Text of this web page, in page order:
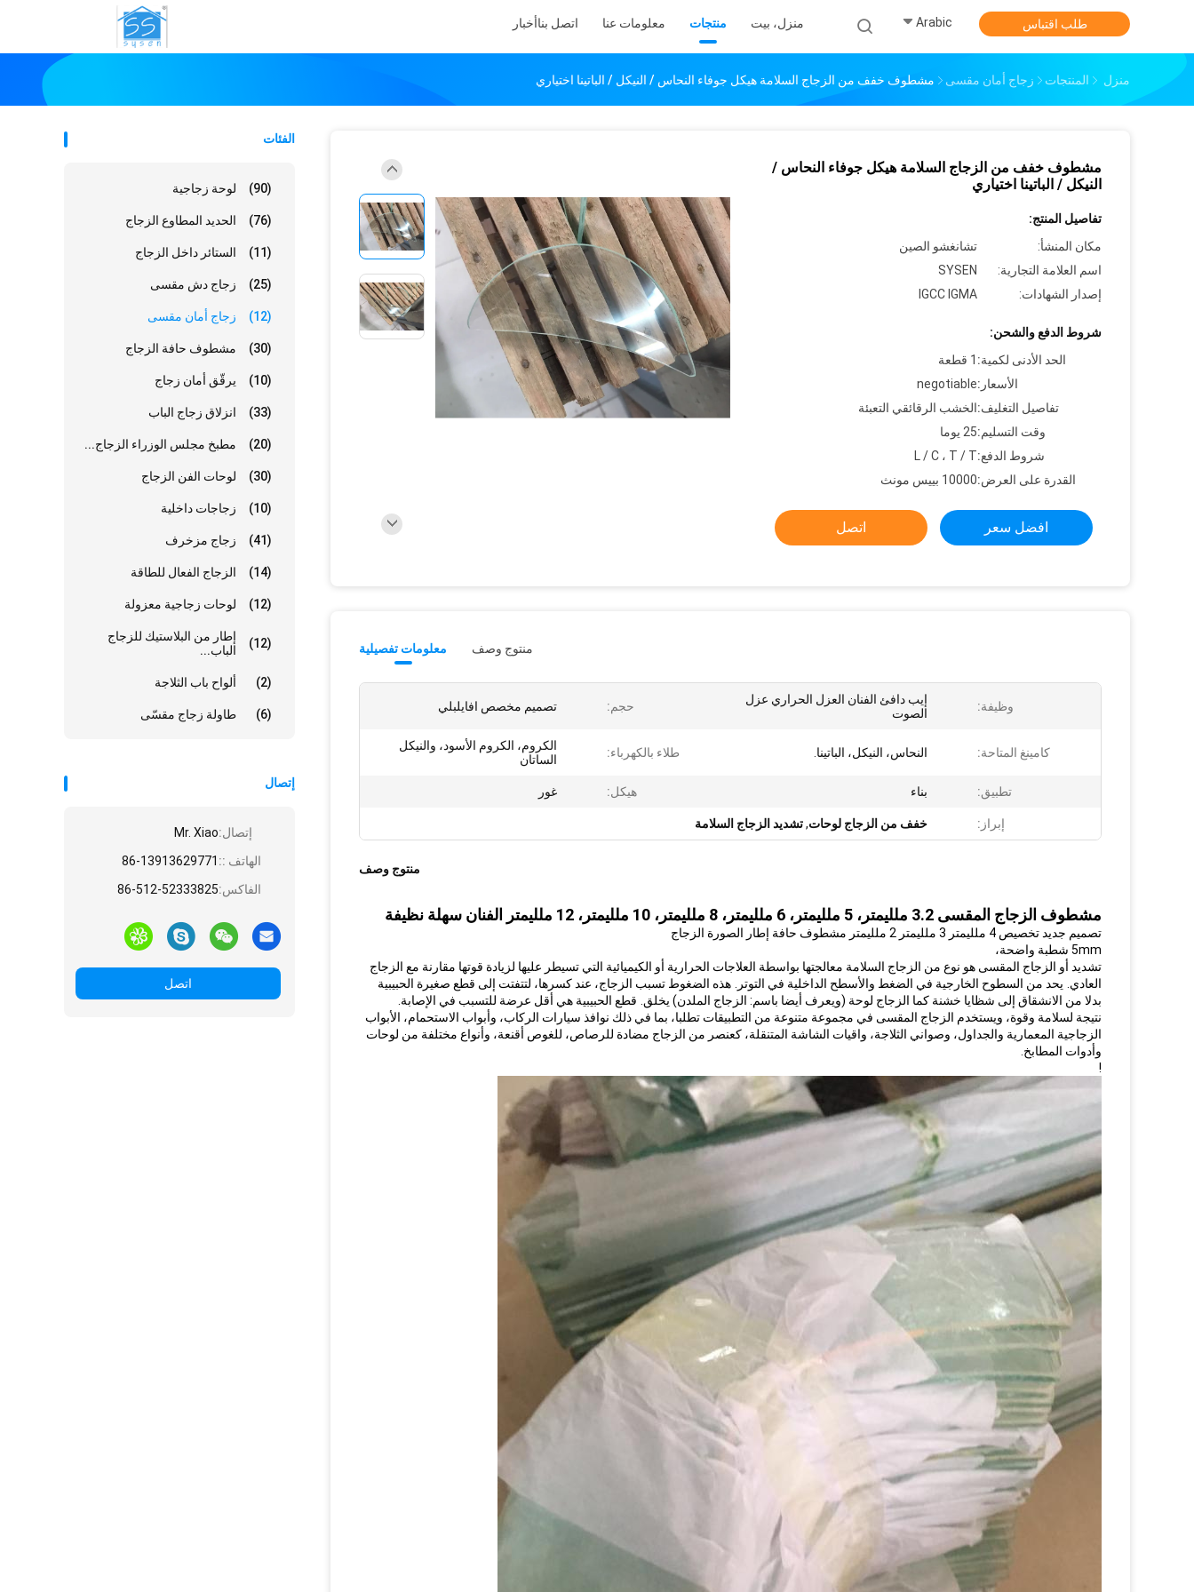
منزل، بيت منتجات معلومات عنا اتصل بناأخبار Arabic طلب اقتباس
منزل المنتجات زجاج أمان مقسى مشطوف خفف من الزجاج السلامة هيكل جوفاء النحاس / النيكل / الباتينا اختياري
الفئات
لوحة زجاجية (90)
الحديد المطاوع الزجاج (76)
الستائر داخل الزجاج (11)
زجاج دش مقسى (25)
زجاج أمان مقسى (12)
مشطوف حافة الزجاج (30)
يرقّق أمان زجاج (10)
انزلاق زجاج الباب (33)
مطبخ مجلس الوزراء الزجاج... (20)
لوحات الفن الزجاج (30)
زجاجات داخلية (10)
زجاج مزخرف (41)
الزجاج الفعال للطاقة (14)
لوحات زجاجية معزولة (12)
إطار من البلاستيك للزجاج
الباب...
(12)
ألواح باب الثلاجة (2)
طاولة زجاج مقسّى (6)
إتصال
إتصال:Mr. Xiao
الهاتف :: 86-13913629771
الفاكس:86-512-52333825
اتصل
مشطوف خفف من الزجاج السلامة هيكل جوفاء النحاس /
النيكل / الباتينا اختياري
تفاصيل المنتج:
مكان المنشأ:
تشانغشو الصين
اسم العلامة التجارية:
SYSEN
إصدار الشهادات:
IGCC IGMA
شروط الدفع والشحن:
الحد الأدنى لكمية: 1 قطعة
الأسعار:negotiable
تفاصيل التغليف:الخشب الرقائقي التعبئة
وقت التسليم:25 يوما
شروط الدفع:L / C ، T / T
القدرة على العرض:10000 بييس مونث
افضل سعر اتصل
معلومات تفصيلية منتوج وصف
وظيفة:
إيب دافئ الفنان العزل الحراري عزل
الصوت
حجم: تصميم مخصص افايلبلي
كامينغ المتاحة: النحاس، النيكل، الباتينا. طلاء بالكهرباء:
الكروم، الكروم الأسود، والنيكل
الساتان
تطبيق: بناء هيكل: غور
إبراز: خفف من الزجاج لوحات,تشديد الزجاج السلامة
منتوج وصف
مشطوف الزجاج المقسى 3.2 ملليمتر، 5 ملليمتر، 6 ملليمتر، 8 ملليمتر، 10 ملليمتر، 12 ملليمتر الفنان سهلة نظيفة
تصميم جديد تخصيص 4 ملليمتر 3 ملليمتر 2 ملليمتر مشطوف حافة إطار الصورة الزجاج
5mm شطبة واضحة،
تشديد أو الزجاج المقسى هو نوع من الزجاج السلامة معالجتها بواسطة العلاجات الحرارية أو الكيميائية التي تسيطر عليها لزيادة قوتها مقارنة مع الزجاج
العادي. يحد من السطوح الخارجية في الضغط والأسطح الداخلية في التوتر.
هذه الضغوط تسبب الزجاج، عند كسرها، لتتفتت إلى قطع صغيرة الحبيبية
بدلا من الانشقاق إلى شظايا خشنة كما الزجاج لوحة (ويعرف أيضا باسم: الزجاج الملدن) يخلق. قطع الحبيبية هي أقل عرضة للتسبب في الإصابة.
نتيجة لسلامة وقوة، ويستخدم الزجاج المقسى في مجموعة متنوعة من التطبيقات تطلبا، بما في ذلك نوافذ سيارات الركاب، وأبواب الاستحمام، الأبواب
الزجاجية المعمارية والجداول، وصواني الثلاجة، واقيات الشاشة المتنقلة، كعنصر من الزجاج مضادة للرصاص، للغوص أقنعة، وأنواع مختلفة من لوحات
وأدوات المطابخ.
!